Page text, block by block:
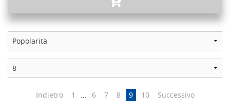
Indietro 1 ... 6 7 8 9 10 Successivo